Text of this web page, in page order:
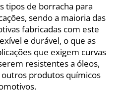
tipos de borracha para
sendo a maioria das
fabricadas com este
e durável, o que as
que exigem curvas
resistentes a óleos,
produtos químicos